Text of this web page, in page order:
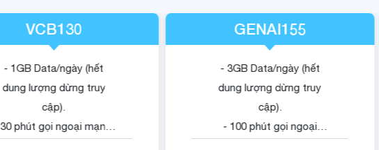
VCB130
- 1GB Data/ngày (hết
dung lượng dừng truy
cập).
phút gọi ngoại mạng.
GENAI155
- 3GB Data/ngày (hết
dung lượng dừng truy
cập).
- 100 phút gọi ngoại